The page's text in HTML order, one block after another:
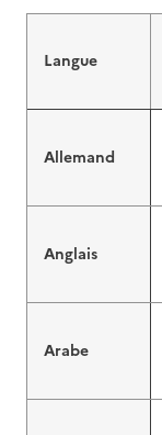
Langue
Allemand
Anglais
Arabe